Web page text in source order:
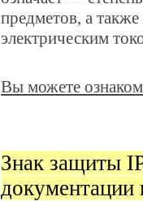
предметов, а
электрическим
Вы можете
Знак защиты